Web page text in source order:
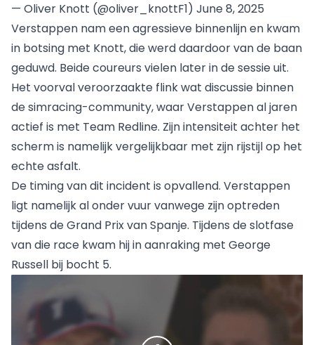
— Oliver Knott (@oliver_knottF1) June 8, 2025
Verstappen nam een agressieve binnenlijn en kwam
in botsing met Knott, die werd daardoor van de baan
geduwd. Beide coureurs vielen later in de sessie uit.
Het voorval veroorzaakte flink wat discussie binnen
de simracing-community, waar Verstappen al jaren
actief is met Team Redline. Zijn intensiteit achter het
scherm is namelijk vergelijkbaar met zijn rijstijl op het
echte asfalt.
De timing van dit incident is opvallend. Verstappen
ligt namelijk al onder vuur vanwege zijn optreden
tijdens de Grand Prix van Spanje. Tijdens de slotfase
van die race kwam hij in aanraking met George
Russell bij bocht 5.